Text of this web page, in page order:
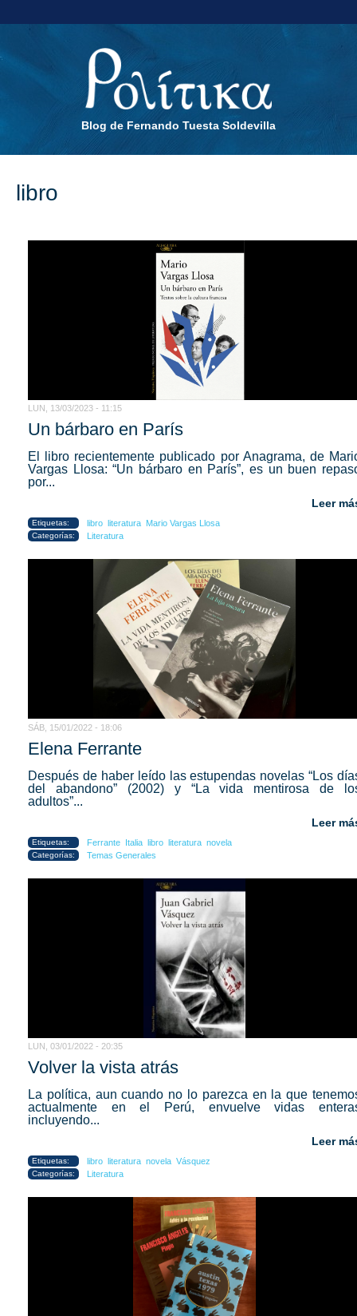
Blog de Fernando Tuesta Soldevilla
libro
LUN, 13/03/2023 - 11:15
Un bárbaro en París
El libro recientemente publicado por Anagrama, de
Vargas Llosa: “Un bárbaro en París”, es un buen
por...
Leer
Etiquetas: libro literatura Mario Vargas Llosa
Categorías: Literatura
SÁB, 15/01/2022 - 18:06
Elena Ferrante
Después de haber leído las estupendas novelas “Los
del abandono” (2002) y “La vida mentirosa de
adultos”...
Leer
Etiquetas: Ferrante Italia libro literatura novela
Categorías: Temas Generales
LUN, 03/01/2022 - 20:35
Volver la vista atrás
La política, aun cuando no lo parezca en la que
actualmente en el Perú, envuelve vidas
incluyendo...
Leer
Etiquetas: libro literatura novela Vásquez
Categorías: Literatura